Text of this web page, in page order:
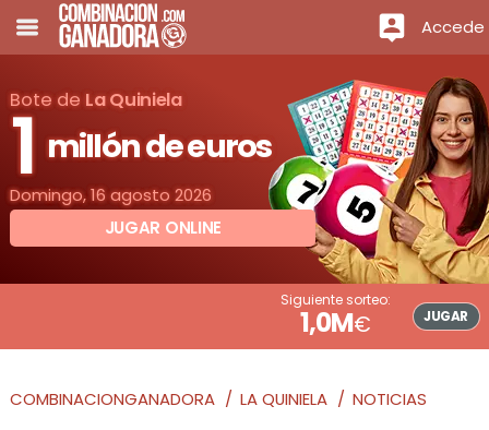
Accede
Bote de La Quiniela
1 millón de euros
Domingo, 16 agosto 2026
JUGAR ONLINE
Siguiente sorteo:
1,0M€ JUGAR
COMBINACIONGANADORA LA QUINIELA NOTICIAS